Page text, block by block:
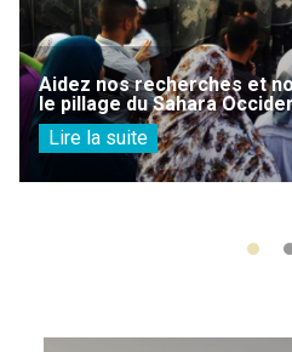
Aidez nos recherches et
le pillage du Sahara
Lire la suite